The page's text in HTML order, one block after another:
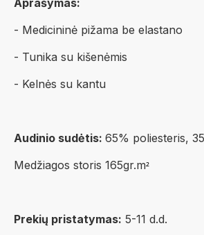
Aprašymas:
- Medicininė pižama be elastano
- Tunika su kišenėmis
- Kelnės su kantu
Audinio sudėtis: 65% poliesteris,
Medžiagos storis 165gr.m²
Prekių pristatymas: 5-11 d.d.